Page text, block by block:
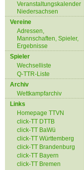
Veranstaltungskalender
Niedersachsen
Vereine
Adressen,
Mannschaften, Spieler,
Ergebnisse
Spieler
Wechselliste
Q-TTR-Liste
Archiv
Wettkampfarchiv
Links
Homepage TTVN
click-TT DTTB
click-TT BaWü
click-TT Württemberg
click-TT Brandenburg
click-TT Bayern
click-TT Bremen